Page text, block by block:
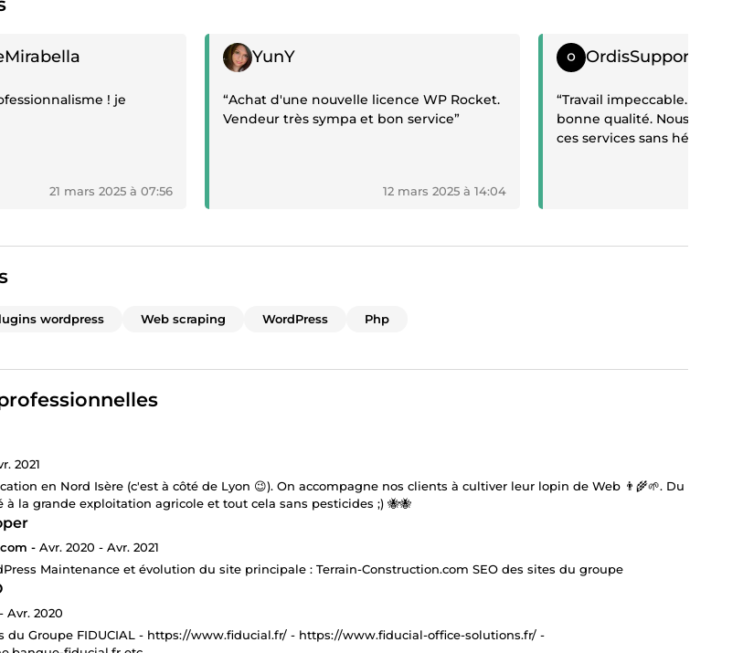
! je
21 mars 2025 à 07:56
Témoignage positif
YunY
“Achat d'une nouvelle licence WP Rocket.
Vendeur très sympa et bon service”
12 mars 2025 à 14:04
Témoignage positif
OrdisSupport
“Travail impeccable. Un
bonne qualité. Nous ferons
ces services sans hésiter si
wordpress Web scraping WordPress Php
2021
en Nord Isère (c'est à côté de Lyon 😉). On accompagne nos clients à cultiver leur lopin de Web 👨‍🌾🌱. Du
à la grande exploitation agricole et tout cela sans pesticides ;) 🐝🐝
- Avr. 2020 - Avr. 2021
Maintenance et évolution du site principale : Terrain-Construction.com SEO des sites du groupe
Avr. 2020
du Groupe FIDUCIAL - https://www.fiducial.fr/ - https://www.fiducial-office-solutions.fr/ -